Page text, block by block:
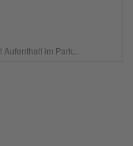
im Park...